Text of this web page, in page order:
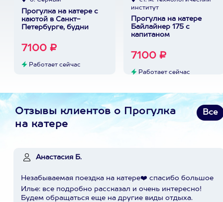
Прогулка на катере с
каютой в Санкт-
Петербурге, будни
7100 ₽
Работает сейчас
институт
Прогулка на катере
Байлайнер 175 с
капитаном
7100 ₽
Работает сейчас
Отзывы клиентов о Прогулка
на катере
Все
Анастасия Б.
Незабываемая поездка на катере❤️ спасибо большое
Илье: все подробно рассказал и очень интересно!
Будем обращаться еще на другие виды отдыха.